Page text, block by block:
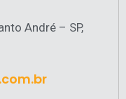
André – SP,